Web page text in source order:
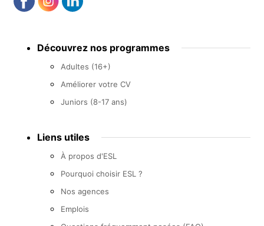
menu Découvrez nos programmes
Adultes (16+)
Améliorer votre CV
Juniors (8-17 ans)
Liens utiles
À propos d'ESL
Pourquoi choisir ESL ?
Nos agences
Emplois